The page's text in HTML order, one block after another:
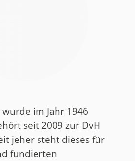
im Jahr 1946
seit 2009 zur DvH
jeher steht dieses für
fundierten